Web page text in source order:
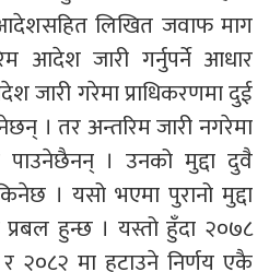
लिखित जवाफ माग
आदेश जारी गर्नुपर्ने आधार
जारी गरेमा प्राधिकरणमा दुई
। तर अन्तरिम जारी नगरेमा
पाउनेछैनन् । उनको मुद्दा दुवै
। यसो भएमा पुरानो मुद्दा
हुन्छ । यस्तो हुँदा २०७८
र २०८२ मा हटाउने निर्णय एकै